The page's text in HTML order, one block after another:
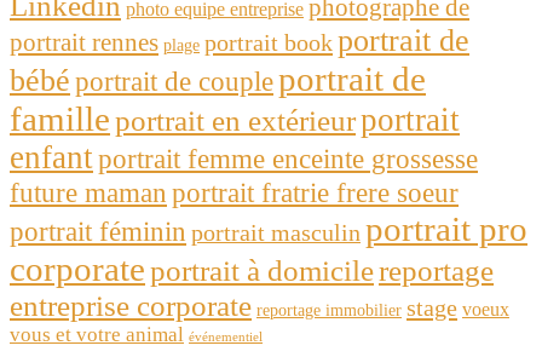
photo equipe entreprise photographe de
portrait rennes plage portrait bookportrait de
bébéportrait de coupleportrait de
familleportrait en extérieurportrait
enfantportrait femme enceinte grossesse
future maman portrait fratrie frere soeur
portrait féminin portrait masculin portrait pro
corporateportrait à domicilereportage
entreprise corporate reportage immobilier stage voeux
vous et votre animal événementiel